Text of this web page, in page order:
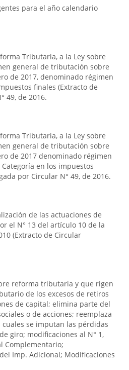
para el año calendario
Tributaria, a la Ley sobre
general de tributación sobre
de 2017, denominado régimen
finales (Extracto de
49, de 2016.
Tributaria, a la Ley sobre
general de tributación sobre
de 2017 denominado régimen
en los impuestos
por Circular N° 49, de 2016.
de las actuaciones de
el N° 13 del artículo 10 de la
(Extracto de Circular
reforma tributaria y que rigen
de los excesos de retiros
de capital; elimina parte del
o de acciones; reemplaza
cuales se imputan las pérdidas
giro; modificaciones al N° 1,
Complementario;
Imp. Adicional; Modificaciones